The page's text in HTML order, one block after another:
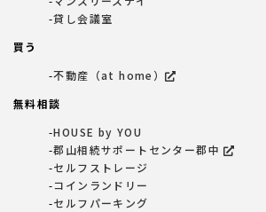
貸し会議室
買う
不動産（at home）
無料相談
HOUSE by YOU
郡山相続サポートセンター郡中
セルフストレージ
コインランドリー
セルフパーキング